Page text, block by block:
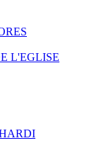
L'EGLISE